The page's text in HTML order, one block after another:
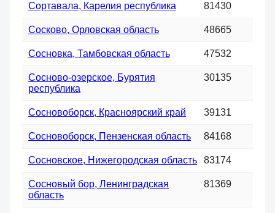
Сортавала, Карелия республика 81430
Сосково, Орловская область 48665
Сосновка, Тамбовская область 47532
Сосново-озерское, Бурятия
республика
30135
Сосновоборск, Красноярский край 39131
Сосновоборск, Пензенская область 84168
Сосновское, Нижегородская область 83174
Сосновый бор, Ленинградская
область
81369